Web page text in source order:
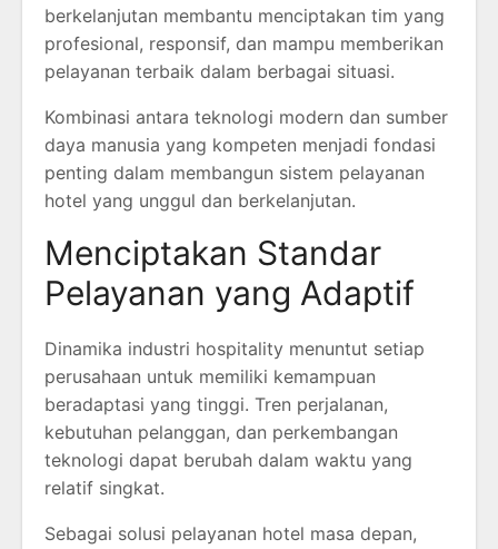
berkelanjutan membantu menciptakan tim yang
profesional, responsif, dan mampu memberikan
pelayanan terbaik dalam berbagai situasi.
Kombinasi antara teknologi modern dan sumber
daya manusia yang kompeten menjadi fondasi
penting dalam membangun sistem pelayanan
hotel yang unggul dan berkelanjutan.
Menciptakan Standar
Pelayanan yang Adaptif
Dinamika industri hospitality menuntut setiap
perusahaan untuk memiliki kemampuan
beradaptasi yang tinggi. Tren perjalanan,
kebutuhan pelanggan, dan perkembangan
teknologi dapat berubah dalam waktu yang
relatif singkat.
Sebagai solusi pelayanan hotel masa depan,